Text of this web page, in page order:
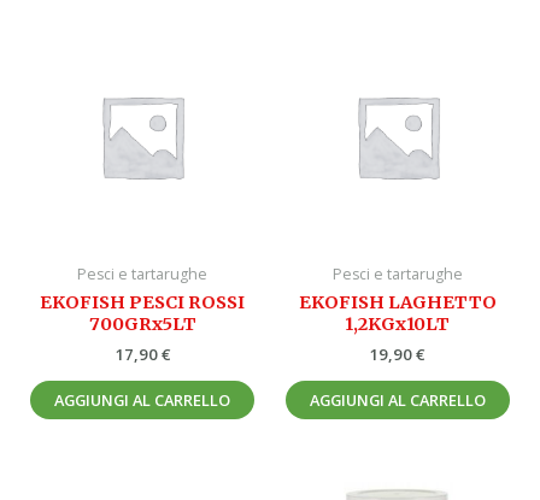
Pesci e tartarughe
EKOFISH PESCI ROSSI
700GRx5LT
17,90€
AGGIUNGI AL CARRELLO
Pesci e tartarughe
EKOFISH LAGHETTO
1,2KGx10LT
19,90€
AGGIUNGI AL CARRELLO